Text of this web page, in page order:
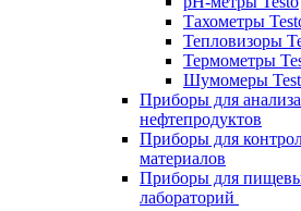
Тахометры
Тепловизоры
Термометры
Шумомеры
Приборы для
нефтепродуктов
Приборы для
материалов
Приборы для
лабораторий